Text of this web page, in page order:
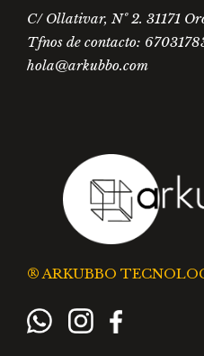
C/ Ollativar, Nº 2. 31171
Tfnos de contacto:
hola@arkubbo.com
® ARKUBBO